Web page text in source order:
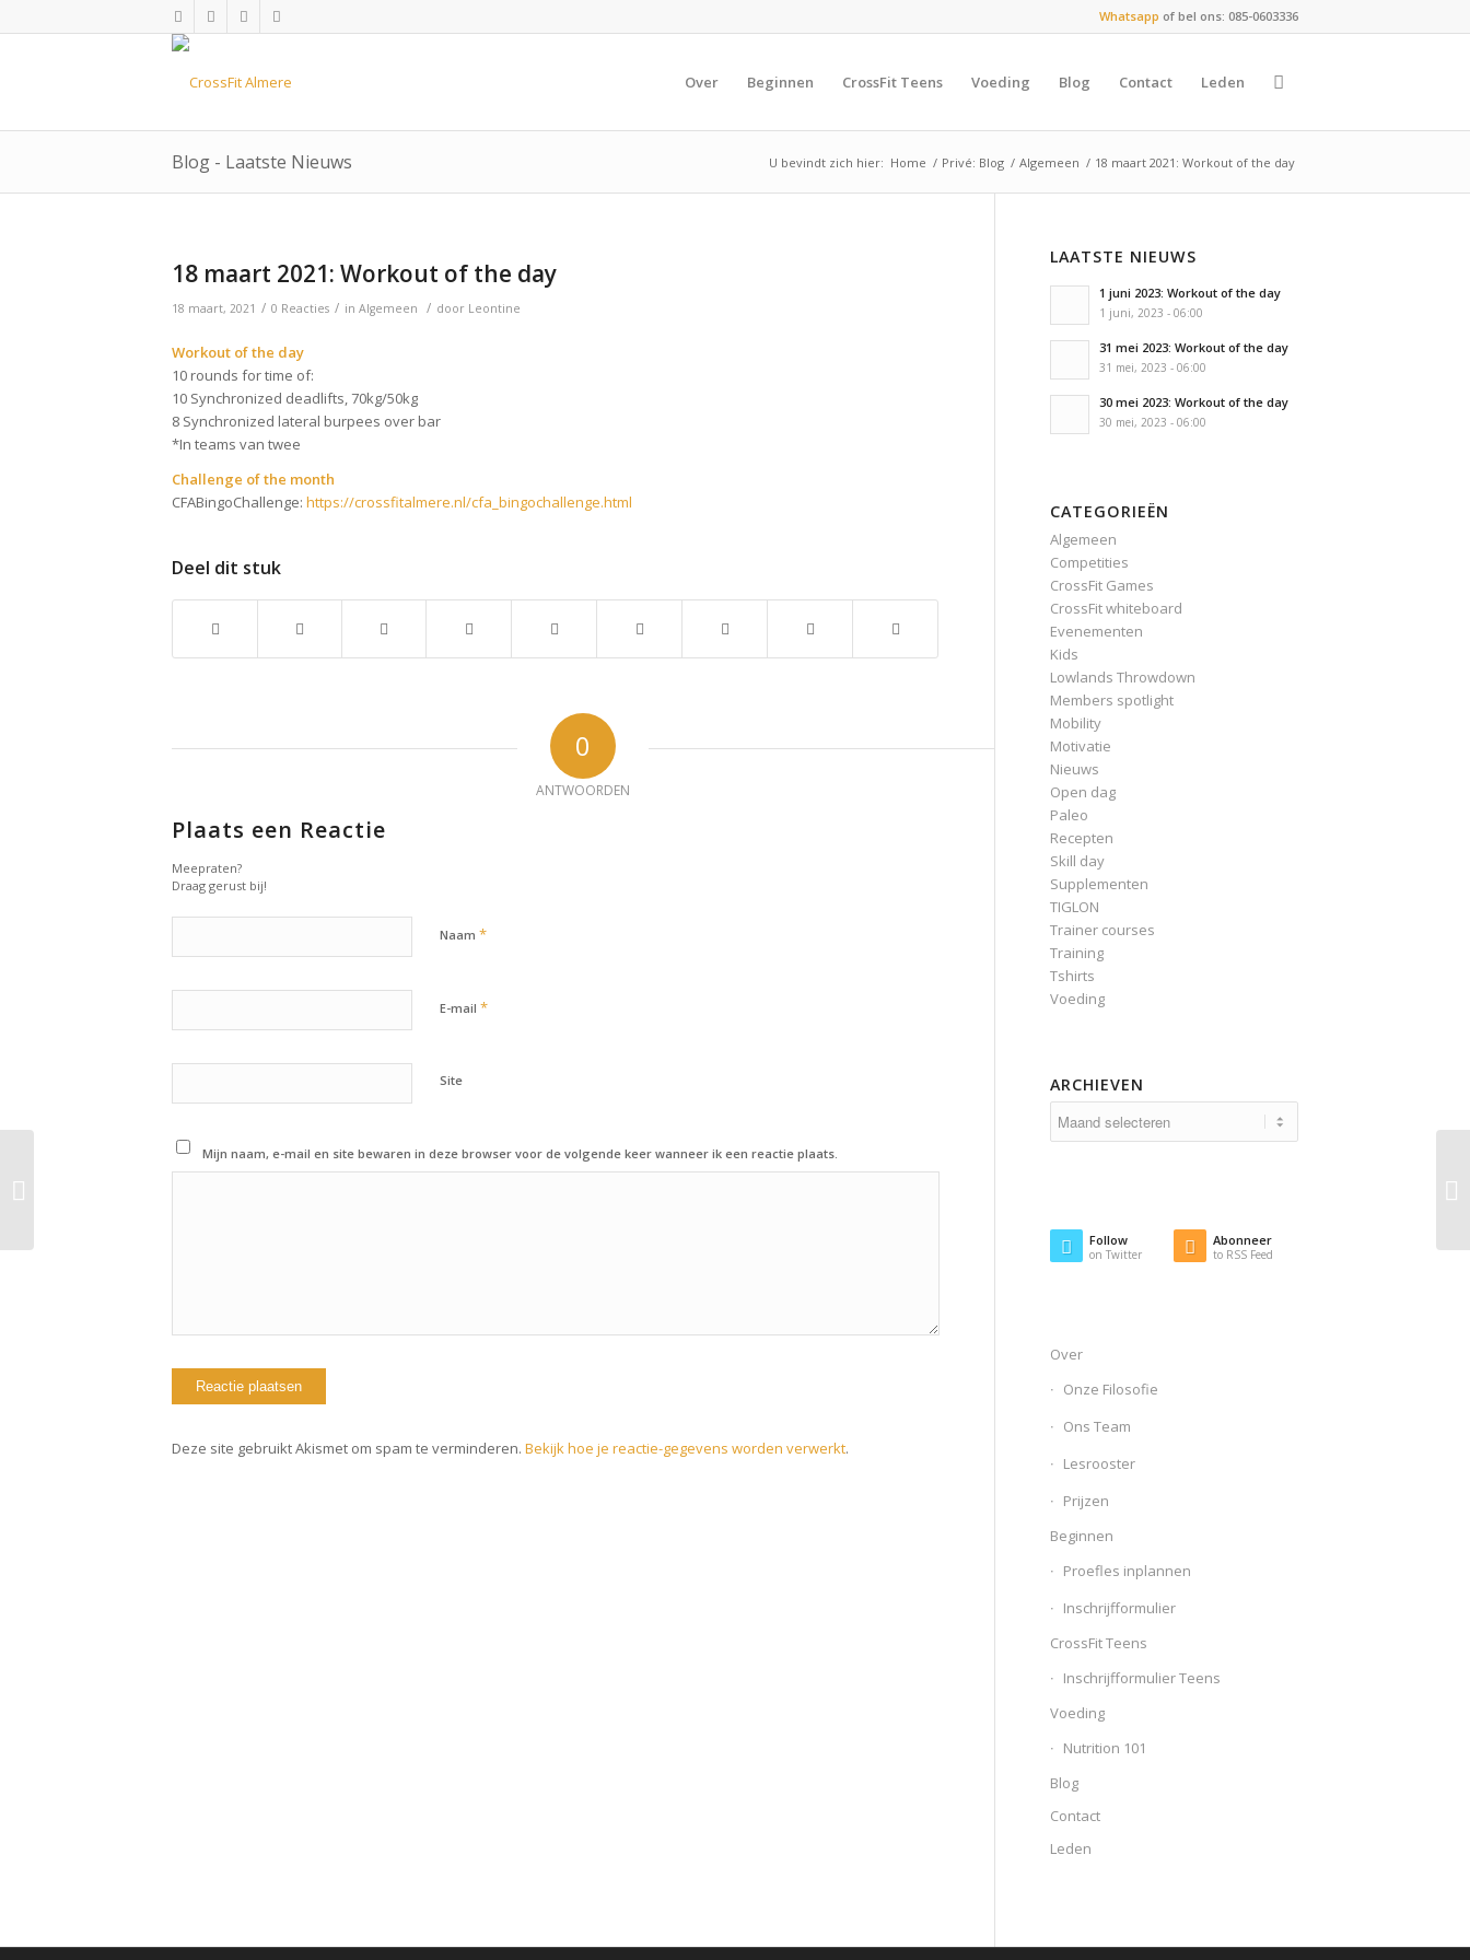
Whatsapp of bel ons: 085-0603336
Over Beginnen CrossFit Teens Voeding Blog Contact Leden
Blog - Laatste Nieuws U bevindt zich hier: Home / Privé: Blog / Algemeen / 18 maart 2021: Workout of the day
18 maart 2021: Workout of the day
18 maart, 2021 / 0 Reacties / in Algemeen / door Leontine
Workout of the day
10 rounds for time of:
10 Synchronized deadlifts, 70kg/50kg
8 Synchronized lateral burpees over bar
*In teams van twee
Challenge of the month
CFABingoChallenge: https://crossfitalmere.nl/cfa_bingochallenge.html
Deel dit stuk
0
ANTWOORDEN
Plaats een Reactie
Meepraten?
Draag gerust bij!
Naam *
E-mail *
Site
Mijn naam, e-mail en site bewaren in deze browser voor de volgende keer wanneer ik een reactie plaats.
Deze site gebruikt Akismet om spam te verminderen. Bekijk hoe je reactie-gegevens worden verwerkt.
LAATSTE NIEUWS
1 juni 2023: Workout of the day
1 juni, 2023 - 06:00
31 mei 2023: Workout of the day
31 mei, 2023 - 06:00
30 mei 2023: Workout of the day
30 mei, 2023 - 06:00
CATEGORIEËN
Algemeen
Competities
CrossFit Games
CrossFit whiteboard
Evenementen
Kids
Lowlands Throwdown
Members spotlight
Mobility
Motivatie
Nieuws
Open dag
Paleo
Recepten
Skill day
Supplementen
TIGLON
Trainer courses
Training
Tshirts
Voeding
ARCHIEVEN
Follow
on Twitter
Abonneer
to RSS Feed
Over
Onze Filosofie
Ons Team
Lesrooster
Prijzen
Beginnen
Proefles inplannen
Inschrijfformulier
CrossFit Teens
Inschrijfformulier Teens
Voeding
Nutrition 101
Blog
Contact
Leden